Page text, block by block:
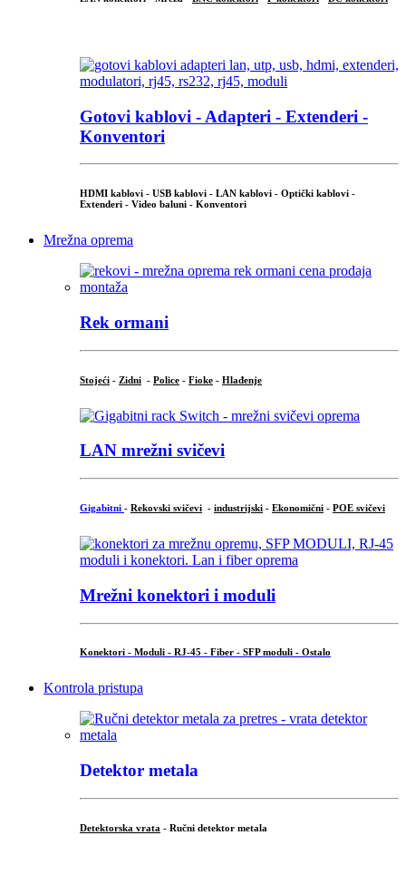
Gotovi kablovi - Adapteri - Extenderi -
Konventori
HDMI kablovi - USB kablovi - LAN kablovi - Optički kablovi -
Extenderi - Video baluni - Konventori
Mrežna oprema
Rek ormani
Stojeći - Zidni - Police - Fioke - Hlađenje
LAN mrežni svičevi
Gigabitni - Rekovski svičevi - industrijski - Ekonomični - POE svičevi
Mrežni konektori i moduli
Konektori - Moduli - RJ-45 - Fiber - SFP moduli - Ostalo
Kontrola pristupa
Detektor metala
Detektorska vrata - Ručni detektor metala